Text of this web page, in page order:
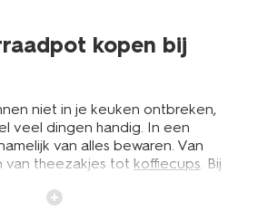
kopen bij
niet in je keuken ontbreken,
veel dingen handig. In een
van alles bewaren. Van
van theezakjes tot koffiecups . Bij
ze zijn niet alleen handig, ze